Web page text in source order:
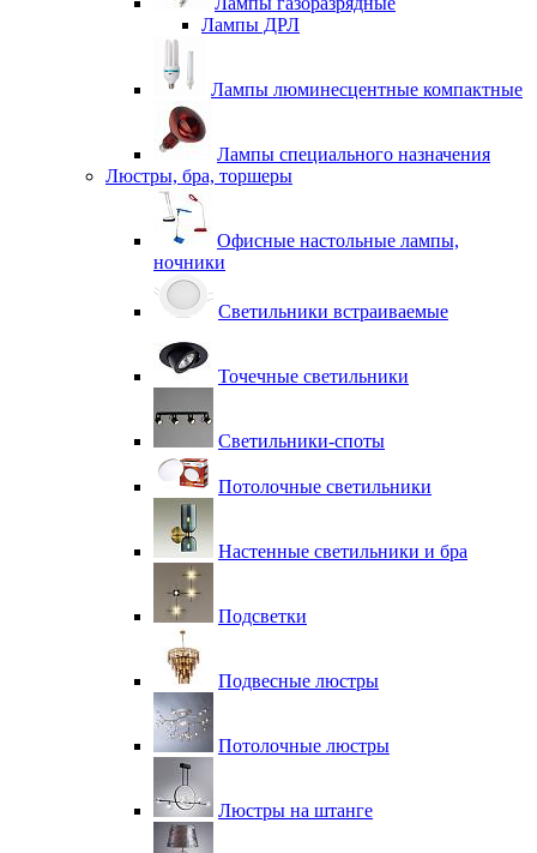
Лампы ДРЛ
Лампы люминесцентные компактные
Лампы специального назначения
Люстры, бра, торшеры
Офисные настольные лампы,
ночники
Светильники встраиваемые
Точечные светильники
Светильники-споты
Потолочные светильники
Настенные светильники и бра
Подсветки
Подвесные люстры
Потолочные люстры
Люстры на штанге